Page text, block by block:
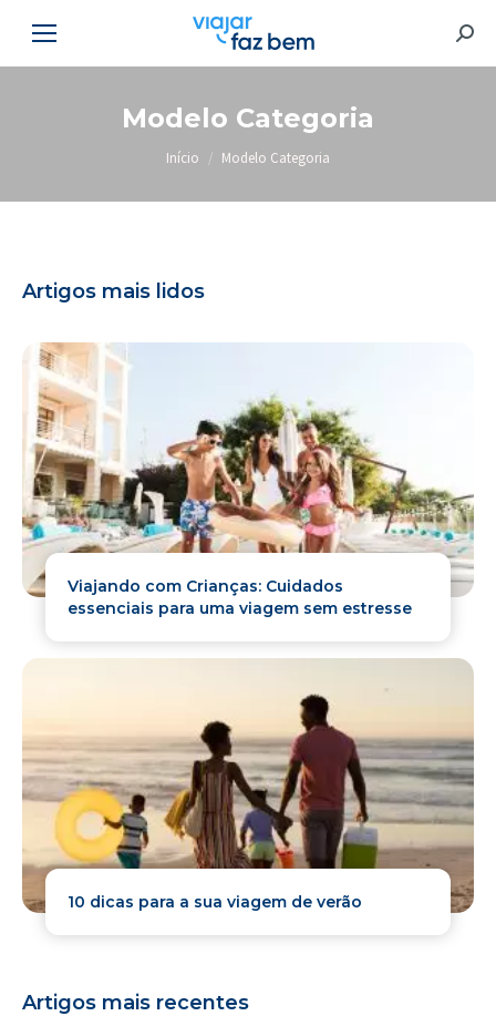
Modelo Categoria
Você está aqui:
Início Modelo Categoria
Artigos mais lidos
Viajando com Crianças: Cuidados
essenciais para uma viagem sem estresse
10 dicas para a sua viagem de verão
Artigos mais recentes